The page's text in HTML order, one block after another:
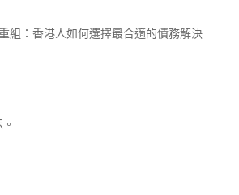
組：香港人如何選擇最合適的債務解決